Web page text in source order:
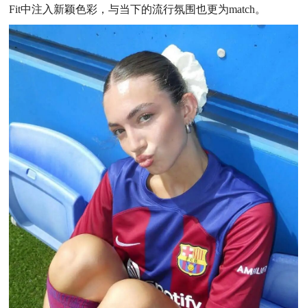
Fit中注入新颖色彩，与当下的流行氛围也更为match。